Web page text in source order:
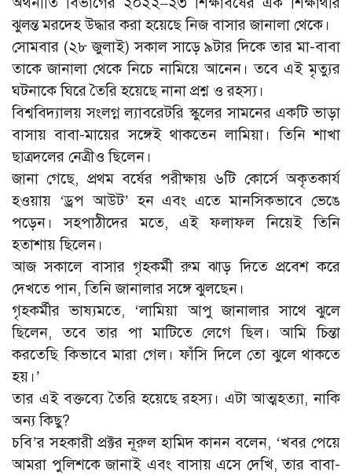
ঝুলন্ত মরদেহ উদ্ধার করা হয়েছে নিজ বাসার জানালা থেকে।
সোমবার (২৮ জুলাই) সকাল সাড়ে ৯টার দিকে তার মা-বাবা
তাকে জানালা থেকে নিচে নামিয়ে আনেন। তবে এই মৃত্যুর
ঘটনাকে ঘিরে তৈরি হয়েছে নানা প্রশ্ন ও রহস্য।
বিশ্ববিদ্যালয় সংলগ্ন ল্যাবরেটরি স্কুলের সামনের একটি ভাড়া
বাসায় বাবা-মায়ের সঙ্গেই থাকতেন লামিয়া। তিনি শাখা
ছাত্রদলের নেত্রীও ছিলেন।
জানা গেছে, প্রথম বর্ষের পরীক্ষায় ৬টি কোর্সে অকৃতকার্য
হওয়ায় ‘ড্রপ আউট’ হন এবং এতে মানসিকভাবে ভেঙে
পড়েন। সহপাঠীদের মতে, এই ফলাফল নিয়েই তিনি
হতাশায় ছিলেন।
আজ সকালে বাসার গৃহকর্মী রুম ঝাড় দিতে প্রবেশ করে
দেখতে পান, তিনি জানালার সঙ্গে ঝুলছেন।
গৃহকর্মীর ভাষ্যমতে, ‘লামিয়া আপু জানালার সাথে ঝুলে
ছিলেন, তবে তার পা মাটিতে লেগে ছিল। আমি চিন্তা
করতেছি কিভাবে মারা গেল। ফাঁসি দিলে তো ঝুলে থাকতে
হয়।’
তার এই বক্তব্যে তৈরি হয়েছে রহস্য। এটা আত্মহত্যা, নাকি
অন্য কিছু?
চবি’র সহকারী প্রক্টর নূরুল হামিদ কানন বলেন, ‘খবর পেয়ে
আমরা পুলিশকে জানাই এবং বাসায় এসে দেখি, তার বাবা-